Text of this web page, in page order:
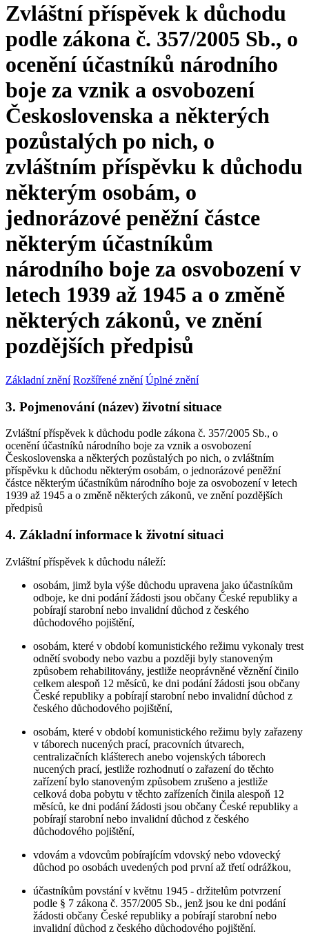
Zvláštní příspěvek k důchodu
podle zákona č. 357/2005 Sb., o
ocenění účastníků národního
boje za vznik a osvobození
Československa a některých
pozůstalých po nich, o
zvláštním příspěvku k důchodu
některým osobám, o
jednorázové peněžní částce
některým účastníkům
národního boje za osvobození v
letech 1939 až 1945 a o změně
některých zákonů, ve znění
pozdějších předpisů
Základní znění Rozšířené znění Úplné znění
3. Pojmenování (název) životní situace
Zvláštní příspěvek k důchodu podle zákona č. 357/2005 Sb., o
ocenění účastníků národního boje za vznik a osvobození
Československa a některých pozůstalých po nich, o zvláštním
příspěvku k důchodu některým osobám, o jednorázové peněžní
částce některým účastníkům národního boje za osvobození v letech
1939 až 1945 a o změně některých zákonů, ve znění pozdějších
předpisů
4. Základní informace k životní situaci
Zvláštní příspěvek k důchodu náleží:
osobám, jimž byla výše důchodu upravena jako účastníkům
odboje, ke dni podání žádosti jsou občany České republiky a
pobírají starobní nebo invalidní důchod z českého
důchodového pojištění,
osobám, které v období komunistického režimu vykonaly trest
odnětí svobody nebo vazbu a později byly stanoveným
způsobem rehabilitovány, jestliže neoprávněné věznění činilo
celkem alespoň 12 měsíců, ke dni podání žádosti jsou občany
České republiky a pobírají starobní nebo invalidní důchod z
českého důchodového pojištění,
osobám, které v období komunistického režimu byly zařazeny
v táborech nucených prací, pracovních útvarech,
centralizačních klášterech anebo vojenských táborech
nucených prací, jestliže rozhodnutí o zařazení do těchto
zařízení bylo stanoveným způsobem zrušeno a jestliže
celková doba pobytu v těchto zařízeních činila alespoň 12
měsíců, ke dni podání žádosti jsou občany České republiky a
pobírají starobní nebo invalidní důchod z českého
důchodového pojištění,
vdovám a vdovcům pobírajícím vdovský nebo vdovecký
důchod po osobách uvedených pod první až třetí odrážkou,
účastníkům povstání v květnu 1945 - držitelům potvrzení
podle § 7 zákona č. 357/2005 Sb., jenž jsou ke dni podání
žádosti občany České republiky a pobírají starobní nebo
invalidní důchod z českého důchodového pojištění.